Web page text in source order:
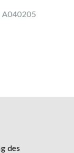
A040205
des